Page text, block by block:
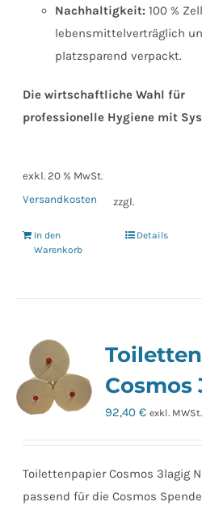
Nachhaltigkeit: 100 %
lebensmittelverträglich
platzsparend verpackt.
Die wirtschaftliche Wahl für
professionelle Hygiene mit
exkl. 20 % MwSt.
zzgl.
Versandkosten
In den
Warenkorb
Details
Cosmos
92,40€ exkl. MWSt.
Toilettenpapier Cosmos 3lagig
passend für die Cosmos